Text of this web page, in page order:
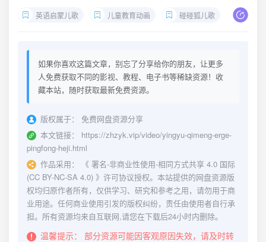
英语启蒙儿歌 儿童教育动画 碰碰狐儿歌 碰碰
如果你喜欢这篇文章，别忘了分享给你的朋友，让更多
人免费获取不同的影视、教程、电子书等稀缺资源！收
藏本站，随时获取最新免费资源。
版权属于：
免费网盘资源分享
本文链接：
https://zhzyk.vip/video/yingyu-qimeng-erge-
pingfong-heji.html
作品采用：
《 署名-非商业性使用-相同方式共享 4.0 国际
(CC BY-NC-SA 4.0) 》许可协议授权。本站提供的网盘资源版
权均归原作者所有，仅供学习、研究和参考之用，请勿用于商
业用途。任何商业使用引发的版权纠纷，责任由使用者自行承
担。所有资源均来自互联网,请您在下载后24小时内删除。
温馨提示：
部分资源可能因客观原因失效，请及时转